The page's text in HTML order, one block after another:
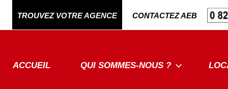
TROUVEZ VOTRE AGENCE CONTACTEZ AEB
ACCUEIL QUI SOMMES-NOUS ?